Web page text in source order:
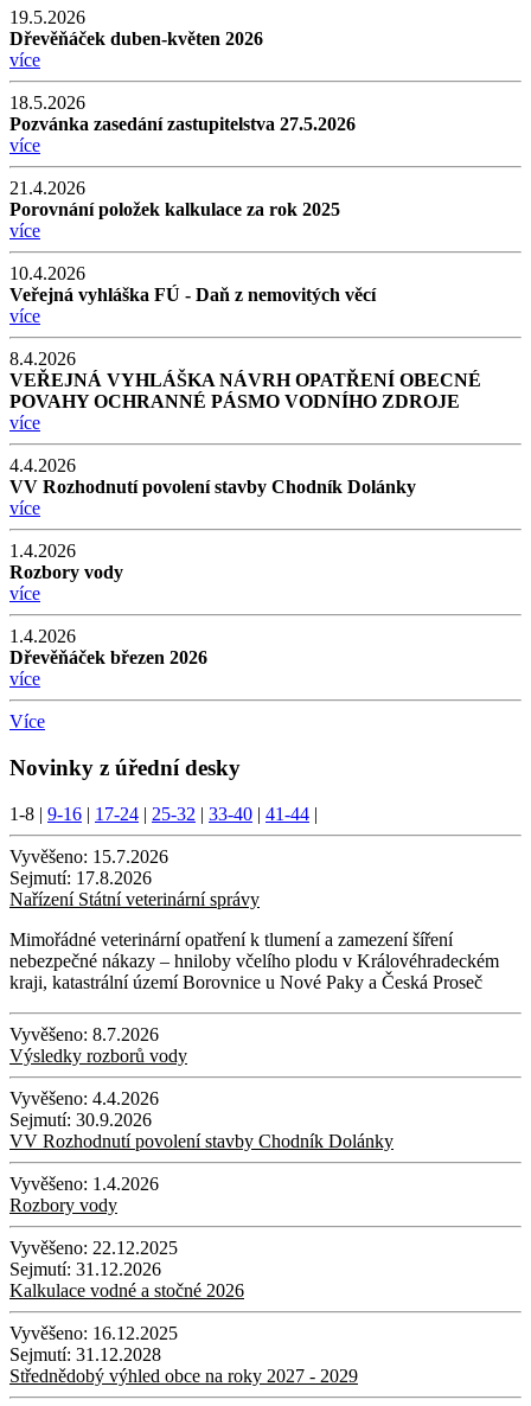
19.5.2026
Dřevěňáček duben-květen 2026
více
18.5.2026
Pozvánka zasedání zastupitelstva 27.5.2026
více
21.4.2026
Porovnání položek kalkulace za rok 2025
více
10.4.2026
Veřejná vyhláška FÚ - Daň z nemovitých věcí
více
8.4.2026
VEŘEJNÁ VYHLÁŠKA NÁVRH OPATŘENÍ OBECNÉ
POVAHY OCHRANNÉ PÁSMO VODNÍHO ZDROJE
více
4.4.2026
VV Rozhodnutí povolení stavby Chodník Dolánky
více
1.4.2026
Rozbory vody
více
1.4.2026
Dřevěňáček březen 2026
více
Více
Novinky z úřední desky
1-8 | 9-16 | 17-24 | 25-32 | 33-40 | 41-44 |
Vyvěšeno: 15.7.2026
Sejmutí: 17.8.2026
Nařízení Státní veterinární správy
Mimořádné veterinární opatření k tlumení a zamezení šíření
nebezpečné nákazy – hniloby včelího plodu v Královéhradeckém
kraji, katastrální území Borovnice u Nové Paky a Česká Proseč
Vyvěšeno: 8.7.2026
Výsledky rozborů vody
Vyvěšeno: 4.4.2026
Sejmutí: 30.9.2026
VV Rozhodnutí povolení stavby Chodník Dolánky
Vyvěšeno: 1.4.2026
Rozbory vody
Vyvěšeno: 22.12.2025
Sejmutí: 31.12.2026
Kalkulace vodné a stočné 2026
Vyvěšeno: 16.12.2025
Sejmutí: 31.12.2028
Střednědobý výhled obce na roky 2027 - 2029